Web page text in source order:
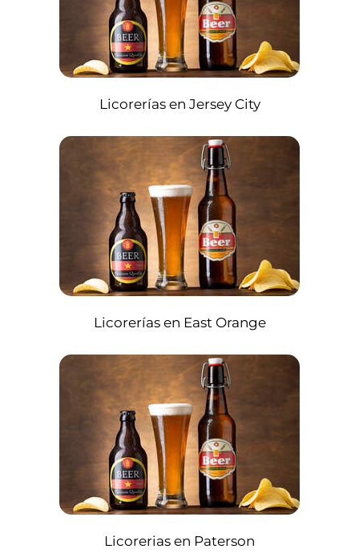
Licorerías en Jersey City
Licorerías en East Orange
Licorerias en Paterson